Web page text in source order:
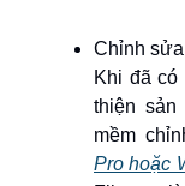
Chỉnh
Khi đã có
thiện sản
mềm
Pro hoặc